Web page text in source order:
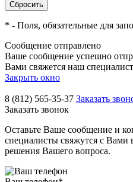
* - Поля, обязательные для
Сообщение отправлено
Ваше сообщение успешно
Вами свяжется наш специалист
Закрыть окно
8 (812) 565-35-37 Заказать
Заказать звонок
Оставьте Ваше сообщение и
специалисты свяжутся с Вами
решения Вашего вопроса.